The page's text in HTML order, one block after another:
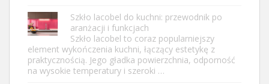
Szkło lacobel do kuchni: przewodnik po
aranżacji i funkcjach
Szkło lacobel to coraz popularniejszy
element wykończenia kuchni, łączący estetykę z
praktycznością. Jego gładka powierzchnia, odporność
na wysokie temperatury i szeroki …